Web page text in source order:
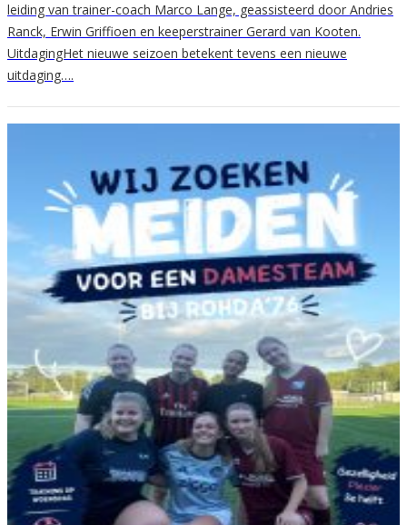
leiding van trainer-coach Marco Lange, geassisteerd door Andries
Ranck, Erwin Griffioen en keeperstrainer Gerard van Kooten.
UitdagingHet nieuwe seizoen betekent tevens een nieuwe
uitdaging….